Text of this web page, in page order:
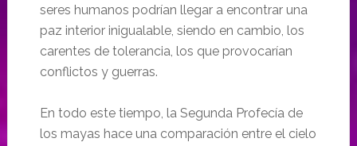
seres humanos podrían llegar a encontrar una
paz interior inigualable, siendo en cambio, los
carentes de tolerancia, los que provocarían
conflictos y guerras.
En todo este tiempo, la Segunda Profecía de
los mayas hace una comparación entre el cielo